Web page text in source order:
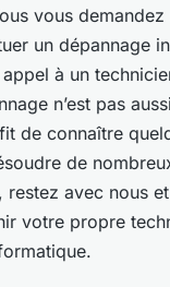
2024•3 min de
vous demandez
un dépannage
à un
n’est pas
de connaître
de
restez avec nous
votre propre